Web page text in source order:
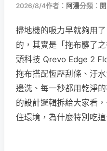
2026/8/4作者： 阿湯分類：
掃地機的吸力早就夠用
的，其實是「拖布髒了
頭科技 Qrevo Edge 2
拖布搭配恆壓刮條、汙
邊洗、每一秒都用乾淨
的設計邏輯拆給大家看
住環境，為什麼特別吃這